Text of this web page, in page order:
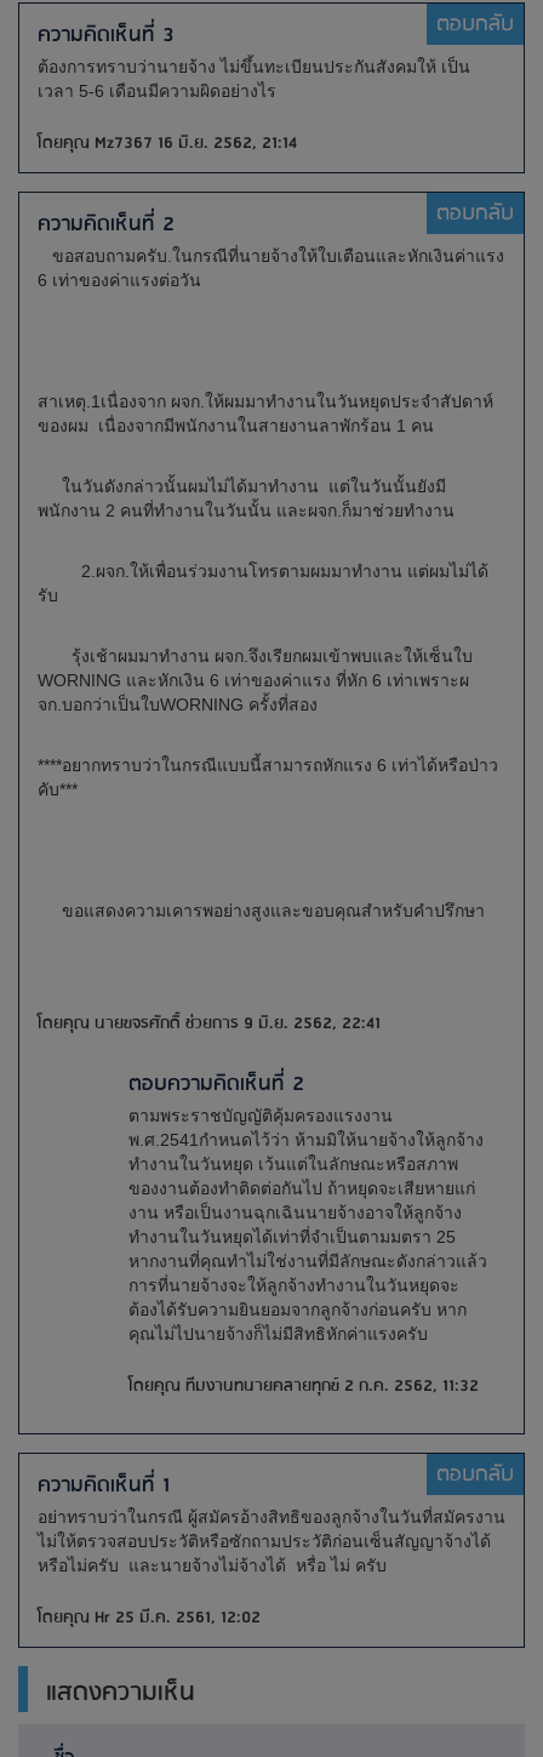
ความคิดเห็นที่ 3 ตอบกลับ
ต้องการทราบว่านายจ้าง ไม่ขึ้นทะเบียนประกันสังคมให้ เป็น
เวลา 5-6 เดือนมีความผิดอย่างไร
โดยคุณ Mz7367 16 มิ.ย. 2562, 21:14
ความคิดเห็นที่ 2 ตอบกลับ
ขอสอบถามครับ.ในกรณีที่นายจ้างให้ใบเตือนและหักเงินค่าแรง
6 เท่าของค่าแรงต่อวัน
สาเหตุ.1เนื่องจาก ผจก.ให้ผมมาทำงานในวันหยุดประจำสัปดาห์
ของผม เนื่องจากมีพนักงานในสายงานลาพักร้อน 1 คน
ในวันดังกล่าวนั้นผมไม่ได้มาทำงาน แต่ในวันนั้นยังมี
พนักงาน 2 คนที่ทำงานในวันนั้น และผจก.ก็มาช่วยทำงาน
2.ผจก.ให้เพื่อนร่วมงานโทรตามผมมาทำงาน แต่ผมไม่ได้
รับ
รุ้งเช้าผมมาทำงาน ผจก.จึงเรียกผมเข้าพบและให้เซ็นใบ
WORNING และหักเงิน 6 เท่าของค่าแรง ที่หัก 6 เท่าเพราะผ
จก.บอกว่าเป็นใบWORNING ครั้งที่สอง
****อยากทราบว่าในกรณีแบบนี้สามารถหักแรง 6 เท่าได้หรือป่าว
คับ***
ขอแสดงความเคารพอย่างสูงและขอบคุณสำหรับคำปรึกษา
โดยคุณ นายขจรศักดิ์ ช่วยการ 9 มิ.ย. 2562, 22:41
ตอบความคิดเห็นที่ 2
ตามพระราชบัญญัติคุ้มครองแรงงาน
พ.ศ.2541กำหนดไว้ว่า ห้ามมิให้นายจ้างให้ลูกจ้าง
ทำงานในวันหยุด เว้นแต่ในลักษณะหรือสภาพ
ของงานต้องทำติดต่อกันไป ถ้าหยุดจะเสียหายแก่
งาน หรือเป็นงานฉุกเฉินนายจ้างอาจให้ลูกจ้าง
ทำงานในวันหยุดได้เท่าที่จำเป็นตามมตรา 25
หากงานที่คุณทำไม่ใช่งานที่มีลักษณะดังกล่าวแล้ว
การที่นายจ้างจะให้ลูกจ้างทำงานในวันหยุดจะ
ต้องได้รับความยินยอมจากลูกจ้างก่อนครับ หาก
คุณไม่ไปนายจ้างก็ไม่มีสิทธิหักค่าแรงครับ
โดยคุณ ทีมงานทนายคลายทุกข์ 2 ก.ค. 2562, 11:32
ความคิดเห็นที่ 1 ตอบกลับ
อย่าทราบว่าในกรณี ผู้สมัครอ้างสิทธิของลูกจ้างในวันที่สมัครงาน
ไม่ให้ตรวจสอบประวัติหรือซักถามประวัติก่อนเซ็นสัญญาจ้างได้
หรือไม่ครับ และนายจ้างไม่จ้างได้ หรื่อ ไม่ ครับ
โดยคุณ Hr 25 มี.ค. 2561, 12:02
แสดงความเห็น